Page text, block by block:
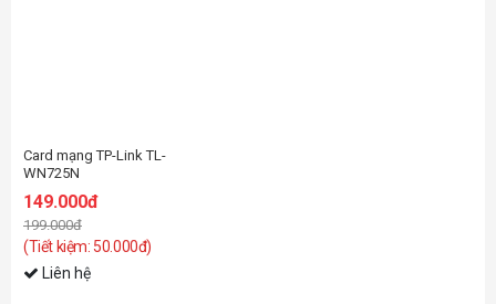
Card mạng TP-Link TL-
WN725N
149.000đ
199.000đ
(Tiết kiệm: 50.000đ)
Liên hệ